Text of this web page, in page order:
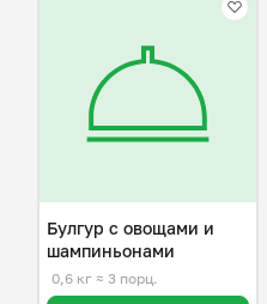
Булгур с овощами и
шампиньонами
0,6 кг ≈ 3 порц.